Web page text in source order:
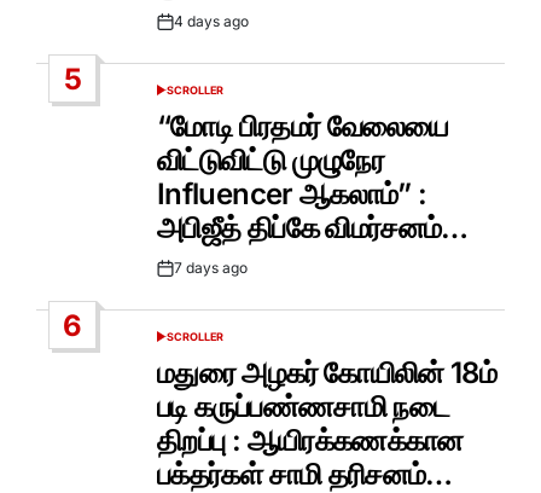
Post4 days ago
5
POSTED
SCROLLER
“மோடி பிரதமர் வேலையை
விட்டுவிட்டு முழுநேர
Influencer ஆகலாம்” :
அபிஜீத் திப்கே விமர்சனம்…
Post7 days ago
6
POSTED
SCROLLER
மதுரை அழகர் கோயிலின் 18ம்
படி கருப்பண்ணசாமி நடை
திறப்பு : ஆயிரக்கணக்கான
பக்தர்கள் சாமி தரிசனம்…